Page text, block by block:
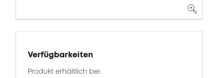
Verfügbarkeiten
Produkt erhältlich bei: